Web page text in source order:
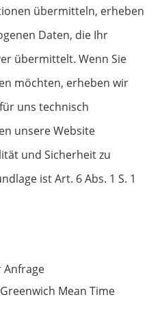
übermitteln, erheben
Daten, die Ihr
übermittelt. Wenn Sie
möchten, erheben wir
uns technisch
unsere Website
und Sicherheit zu
ist Art. 6 Abs. 1 S. 1
Anfrage
Mean Time